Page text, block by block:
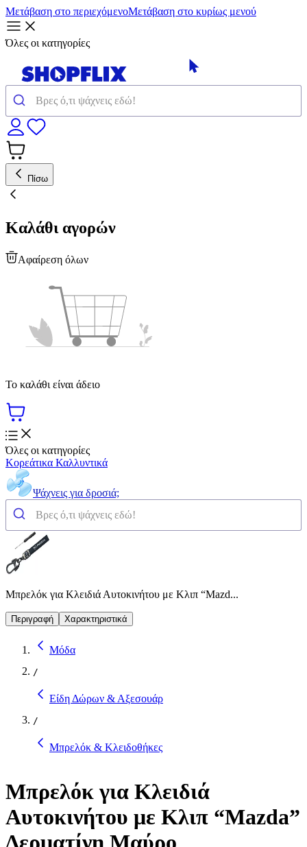
Μετάβαση στο περιεχόμενοΜετάβαση στο κυρίως μενού
Όλες οι κατηγορίες
Πίσω
Καλάθι αγορών
Αφαίρεση όλων
Το καλάθι είναι άδειο
Όλες οι κατηγορίες
Κορεάτικα Καλλυντικά
Ψάχνεις για δροσιά;
Μπρελόκ για Κλειδιά Αυτοκινήτου με Κλιπ “Mazd...
Περιγραφή Χαρακτηριστικά
Μόδα
/
Είδη Δώρων & Αξεσουάρ
/
Μπρελόκ & Κλειδοθήκες
Μπρελόκ για Κλειδιά
Αυτοκινήτου με Κλιπ “Mazda”